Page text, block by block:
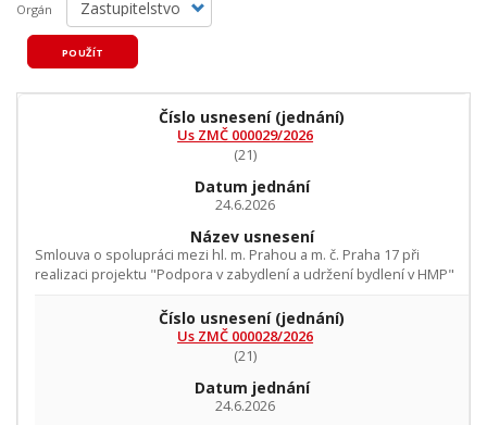
Orgán
POUŽÍT
Číslo usnesení(jednání)
Us ZMČ 000029/2026
(21)
Datum jednání
24.6.2026
Název usnesení
Smlouva o spolupráci mezi hl. m. Prahou a m. č. Praha 17 při
realizaci projektu "Podpora v zabydlení a udržení bydlení v HMP"
Číslo usnesení(jednání)
Us ZMČ 000028/2026
(21)
Datum jednání
24.6.2026